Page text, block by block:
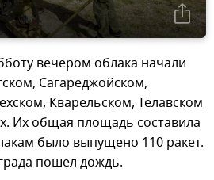
вечером облака начали
Сагареджойском,
Кварельском, Телавском
Их общая площадь составила
было выпущено 110 ракет.
пошел дождь.